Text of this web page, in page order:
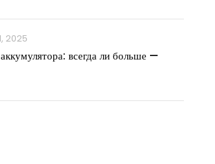
2025
всегда ли больше —